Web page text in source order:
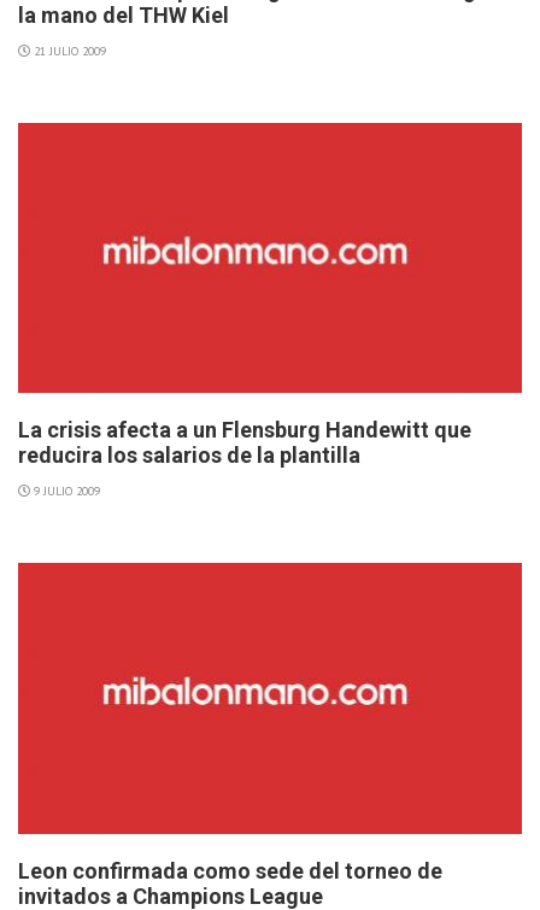
la mano del THW Kiel
21 JULIO 2009
La crisis afecta a un Flensburg Handewitt que
reducira los salarios de la plantilla
9 JULIO 2009
Leon confirmada como sede del torneo de
invitados a Champions League